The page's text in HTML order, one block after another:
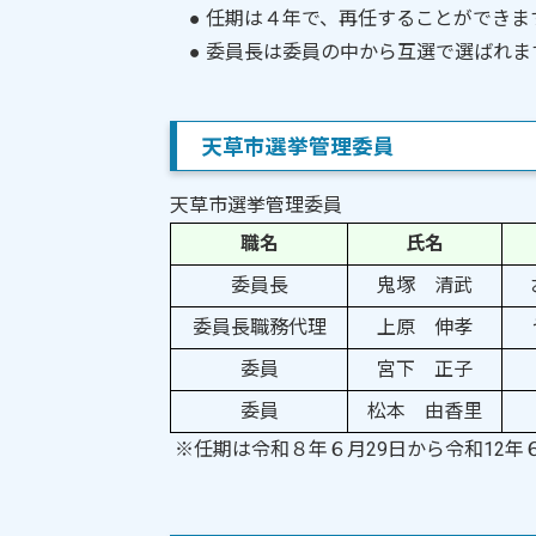
● 任期は４年で、再任することができま
● 委員長は委員の中から互選で選ばれま
天草市選挙管理委員
天草市選挙管理委員
職名
氏名
委員長
鬼塚 清武
委員長職務代理
上原 伸孝
委員
宮下 正子
委員
松本 由香里
※任期は令和８年６月29日から令和12年